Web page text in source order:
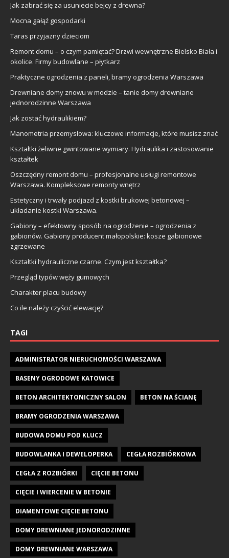
Jak zabrać się za usuniecie bejcy z drewna?
Mocna gałąź gospodarki
Taras przyjazny dzieciom
Remont domu – o czym pamiętać? Drzwi wewnętrzne Bielsko Biała i
okolice. Firmy budowlane – płytkarz
Praktyczne ogrodzenia z paneli, bramy ogrodzenia Warszawa
Drewniane domy znowu w modzie – tanie domy drewniane
jednorodzinne Warszawa
Jak zostać hydraulikiem?
Manometria przemysłowa: kluczowe informacje, które musisz znać
Kształtki żeliwne gwintowane wymiary. Hydraulika i zastosowanie
kształtek
Oszczędny remont domu – profesjonalne usługi remontowe
Warszawa. Kompleksowe remonty wnętrz
Estetyczny i trwały podjazd z kostki brukowej betonowej –
układanie kostki Warszawa.
Gabiony – efektowny sposób na ogrodzenie – ogrodzenia z
gabionów. Gabiony producent małopolskie: kosze gabionowe
zgrzewane
Kształtki hydrauliczne czarne. Czym jest kształtka?
Przegląd typów węży gumowych
Charakter placu budowy
Co ile należy czyścić elewację?
TAGI
ADMINISTRATOR NIERUCHOMOŚCI WARSZAWA
BASENY OGRODOWE KATOWICE
BETON ARCHITEKTONICZNY SALON BETON NA ŚCIANĘ
BRAMY OGRODZENIA WARSZAWA
BUDOWA DOMU POD KLUCZ
BUDOWLANKA I DEWELOPERKA CEGŁA ROZBIÓRKOWA
CEGŁA Z ROZBIÓRKI CIĘCIE BETONU
CIĘCIE I WIERCENIE W BETONIE
DIAMENTOWE CIĘCIE BETONU
DOMY DREWNIANE JEDNORODZINNE
DOMY DREWNIANE WARSZAWA